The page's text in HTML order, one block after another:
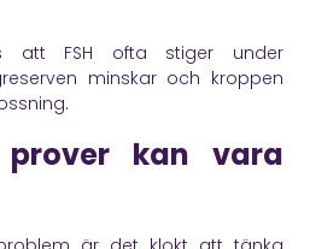
att FSH ofta stiger under
minskar och kroppen
kan vara